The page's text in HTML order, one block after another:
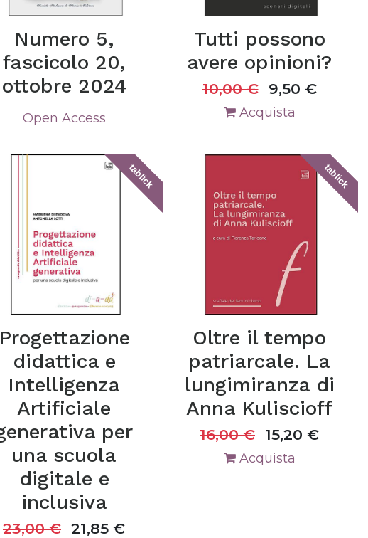
Numero 5,
fascicolo 20,
ottobre 2024
Open Access
Tutti possono
avere opinioni?
10,00€ 9,50 €
Acquista
tablick
didattica e
Intelligenza
Artificiale
per
una scuola
digitale e
inclusiva
23,00€ 21,85 €
tablick
Oltre il tempo
patriarcale. La
lungimiranza di
Anna Kuliscioff
16,00€ 15,20 €
Acquista